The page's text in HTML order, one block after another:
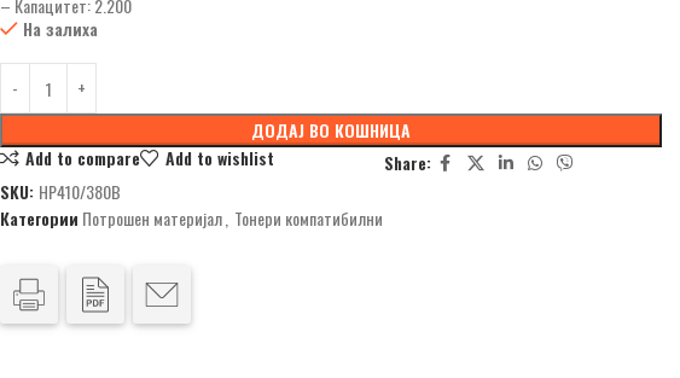
– Капацитет: 2.200
На залиха
ДОДАЈ ВО КОШНИЦА
Add to compare
Add to wishlist
Share:
SKU: HP410/380B
Категории Потрошен материјал Тонери компатибилни